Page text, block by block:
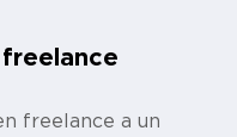
freelance a un